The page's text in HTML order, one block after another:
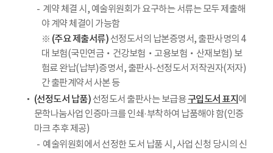
계약 체결 시, 예술위원회가 요구하는 서류는 모두 제출해
야 계약 체결이 가능함
※ (주요 제출서류) 선정도서의 납본증명서, 출판사명의 4
대 보험(국민연금‧건강보험‧고용보험‧산재보험) 보
험료 완납(납부)증명서, 출판사-선정도서 저작권자(저자)
간 출판계약서 사본 등
(선정도서 납품) 선정도서 출판사는 보급용구입도서 표지 에
문학나눔사업 인증마크를 인쇄·부착하여 납품해야 함(인증
마크 추후 제공)
예술위원회에서 선정한 도서 납품 시, 사업 신청 당시의 신